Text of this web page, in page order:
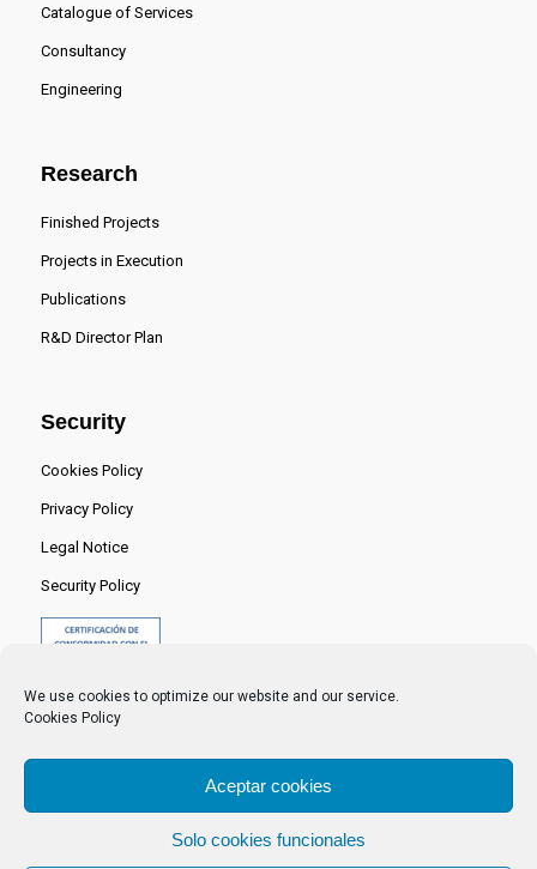
We use cookies to optimize our website and our service.
Cookies Policy
Aceptar cookies
Solo cookies funcionales
Catalogue of Services
Consultancy
Engineering
Research
Finished Projects
Projects in Execution
Publications
R&D Director Plan
Security
Cookies Policy
Privacy Policy
Legal Notice
Security Policy